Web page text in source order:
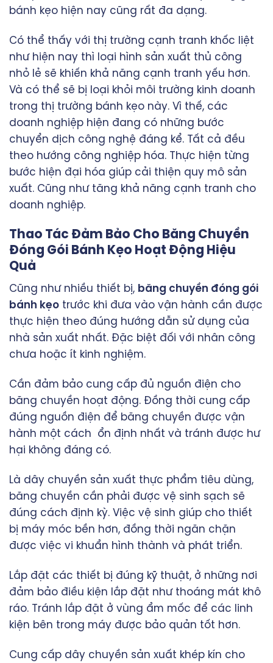
bánh kẹo hiện nay cũng rất đa dạng.
Có thể thấy với thị trường cạnh tranh khốc liệt
như hiện nay thì loại hình sản xuất thủ công
nhỏ lẻ sẽ khiến khả năng cạnh tranh yếu hơn.
Và có thể sẽ bị loại khỏi môi trường kinh doanh
trong thị trường bánh kẹo này. Vì thế, các
doanh nghiệp hiện đang có những bước
chuyển dịch công nghệ đáng kể. Tất cả đều
theo hướng công nghiệp hóa. Thực hiện từng
bước hiện đại hóa giúp cải thiện quy mô sản
xuất. Cũng như tăng khả năng cạnh tranh cho
doanh nghiệp.
Thao Tác Đảm Bảo Cho Băng Chuyền
Đóng Gói Bánh Kẹo Hoạt Động Hiệu
Quả
Cũng như nhiều thiết bị, băng chuyền đóng gói
bánh kẹo trước khi đưa vào vận hành cần được
thực hiện theo đúng hướng dẫn sử dụng của
nhà sản xuất nhất. Đặc biệt đối với nhân công
chưa hoặc ít kinh nghiệm.
Cần đảm bảo cung cấp đủ nguồn điện cho
băng chuyền hoạt động. Đồng thời cung cấp
đúng nguồn điện để băng chuyền được vận
hành một cách ổn định nhất và tránh được hư
hại không đáng có.
Là dây chuyền sản xuất thực phẩm tiêu dùng,
băng chuyền cần phải được vệ sinh sạch sẽ
đúng cách định kỳ. Việc vệ sinh giúp cho thiết
bị máy móc bền hơn, đồng thời ngăn chặn
được việc vi khuẩn hình thành và phát triển.
Lắp đặt các thiết bị đúng kỹ thuật, ở những nơi
đảm bảo điều kiện lắp đặt như thoáng mát khô
ráo. Tránh lắp đặt ở vùng ẩm mốc để các linh
kiện bên trong máy được bảo quản tốt hơn.
Cung cấp dây chuyền sản xuất khép kín cho